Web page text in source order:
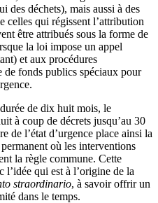
des déchets), mais aussi à des
celles qui régissent l’attribution
être attribués sous la forme de
la loi impose un appel
et aux procédures
de fonds publics spéciaux pour
de dix huit mois, le
à coup de décrets jusqu’au 30
de l’état d’urgence place ainsi la
où les interventions
la règle commune. Cette
l’idée qui est à l’origine de la
straordinario, à savoir offrir un
dans le temps.